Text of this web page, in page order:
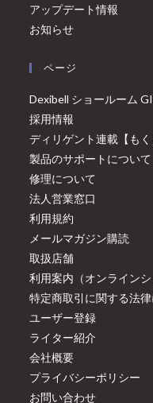
アップデート情報
お知らせ
ページ
Dexibell ショールーム
採用情報
ディリゲント連載【もく
製品のサポートについて
修理について
法人営業窓口
利用規約
メールマガジン購読
取扱店舗
利用案内（オンラインシ
特定商取引に関する法
ユーザー登録
ライター紹介
会社概要
プライバシーポリシー
お問い合わせ